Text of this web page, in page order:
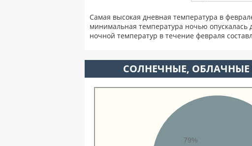
Самая высокая дневная температура в
минимальная температура ночью опускалась
ночной температур в течение февраля
CОЛНЕЧНЫЕ,
79%